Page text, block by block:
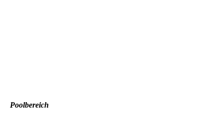
Poolbereich